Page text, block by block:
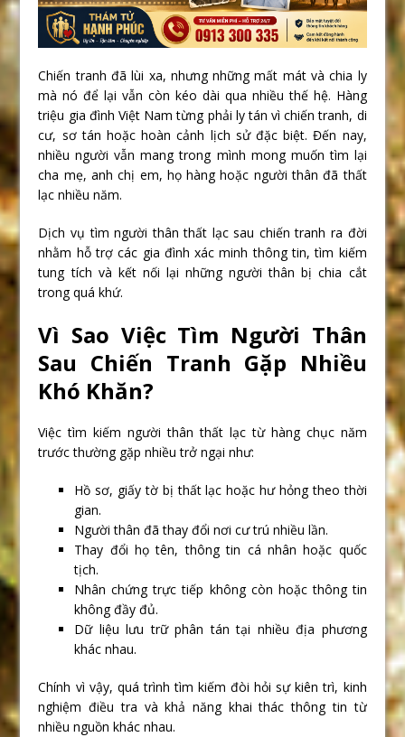
Chiến tranh đã lùi xa, nhưng những mất mát và chia ly
mà nó để lại vẫn còn kéo dài qua nhiều thế hệ. Hàng
triệu gia đình Việt Nam từng phải ly tán vì chiến tranh, di
cư, sơ tán hoặc hoàn cảnh lịch sử đặc biệt. Đến nay,
nhiều người vẫn mang trong mình mong muốn tìm lại
cha mẹ, anh chị em, họ hàng hoặc người thân đã thất
lạc nhiều năm.
Dịch vụ tìm người thân thất lạc sau chiến tranh ra đời
nhằm hỗ trợ các gia đình xác minh thông tin, tìm kiếm
tung tích và kết nối lại những người thân bị chia cắt
trong quá khứ.
Vì Sao Việc Tìm Người Thân
Sau Chiến Tranh Gặp Nhiều
Khó Khăn?
Việc tìm kiếm người thân thất lạc từ hàng chục năm
trước thường gặp nhiều trở ngại như:
Hồ sơ, giấy tờ bị thất lạc hoặc hư hỏng theo thời
gian.
Người thân đã thay đổi nơi cư trú nhiều lần.
Thay đổi họ tên, thông tin cá nhân hoặc quốc
tịch.
Nhân chứng trực tiếp không còn hoặc thông tin
không đầy đủ.
Dữ liệu lưu trữ phân tán tại nhiều địa phương
khác nhau.
Chính vì vậy, quá trình tìm kiếm đòi hỏi sự kiên trì, kinh
nghiệm điều tra và khả năng khai thác thông tin từ
nhiều nguồn khác nhau.